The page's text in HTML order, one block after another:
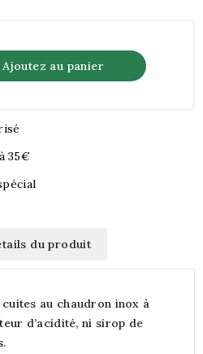
Ajoutez au panier
35€
du produit
au chaudron inox à
d’acidité, ni sirop de